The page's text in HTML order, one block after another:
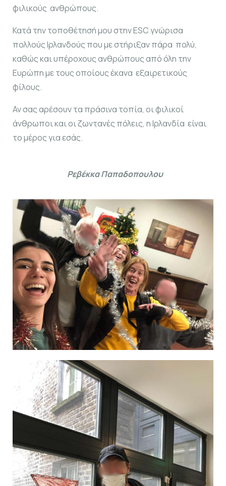
φιλικούς ανθρώπους.
Κατά την τοποθέτησή μου στην ESC γνώρισα
πολλούς Ιρλανδούς που με στήριξαν πάρα πολύ,
καθώς και υπέροχους ανθρώπους από όλη την
Ευρώπη με τους οποίους έκανα εξαιρετικούς
φίλους.
Αν σας αρέσουν τα πράσινα τοπία, οι φιλικοί
άνθρωποι και οι ζωντανές πόλεις, η Ιρλανδία είναι
το μέρος για εσάς.
Ρεβέκκα Παπαδοπουλου